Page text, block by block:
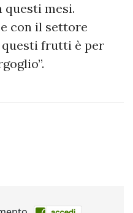
mesi.
con il settore
frutti è per